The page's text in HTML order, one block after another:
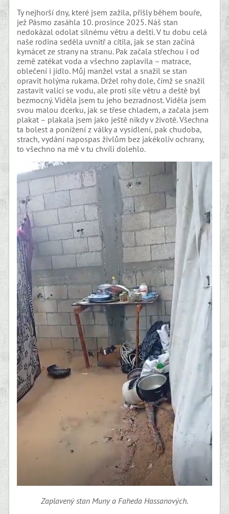
Ty nejhorší dny, které jsem zažila, přišly během bouře,
jež Pásmo zasáhla 10. prosince 2025. Náš stan
nedokázal odolat silnému větru a dešti. V tu dobu celá
naše rodina seděla uvnitř a cítila, jak se stan začíná
kymácet ze strany na stranu. Pak začala střechou i od
země zatékat voda a všechno zaplavila – matrace,
oblečení i jídlo. Můj manžel vstal a snažil se stan
opravit holýma rukama. Držel rohy dole, čímž se snažil
zastavit valící se vodu, ale proti síle větru a deště byl
bezmocný. Viděla jsem tu jeho bezradnost. Viděla jsem
svou malou dcerku, jak se třese chladem, a začala jsem
plakat – plakala jsem jako ještě nikdy v životě. Všechna
ta bolest a ponížení z války a vysídlení, pak chudoba,
strach, vydání napospas živlům bez jakékoliv ochrany,
to všechno na mě v tu chvíli dolehlo.
Zaplavený stan Muny a Faheda Hassanových.